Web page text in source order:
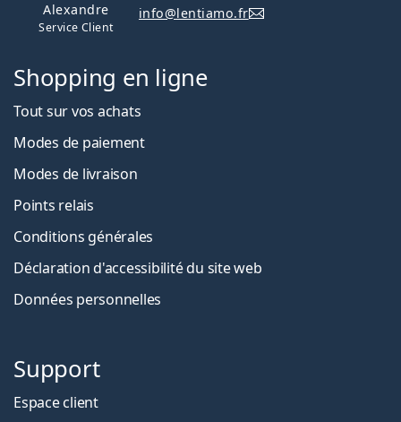
Alexandre
Service Client
info@lentiamo.fr
Shopping en ligne
Tout sur vos achats
Modes de paiement
Modes de livraison
Points relais
Conditions générales
Déclaration d'accessibilité du site web
Données personnelles
Support
Espace client